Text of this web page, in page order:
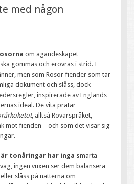
med någon
om ägandeskapet
ska gömmas och erövras i strid. I
men som Rosor fiender som tar
dokument och slåss, dock
inspirerade av Englands
ideal. De vita pratar
, alltså Rövarspråket,
mot fienden – och som det visar sig
är tonåringar har inga smarta
ingen vuxen ser dem balansera
slåss på nätterna om